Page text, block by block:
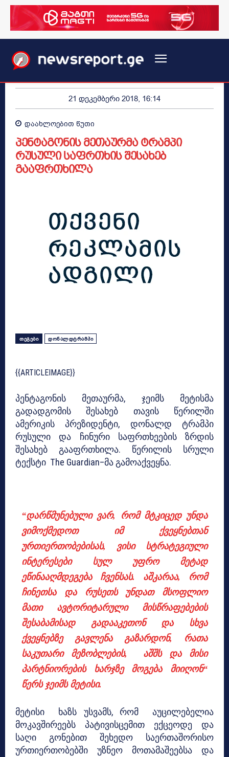
21 დეკემბერი 2018, 16:14
დაახლოებით წუთი
პენტაგონის მეთაურმა ტრამპი
რუსული საფრთხის შესახებ
გააფრთხილა
ᲗᲔᲒᲔᲑᲘ ᲓᲝᲜᲐᲚᲓᲢᲠᲐᲛᲞᲘ
{{ARTICLEIMAGE}}
პენტაგონის მეთაურმა, ჯეიმს მეტისმა
გადადგომის შესახებ თავის წერილში
ამერიკის პრეზიდენტი, დონალდ ტრამპი
რუსული და ჩინური საფრთხეების ზრდის
შესახებ გააფრთხილა. წერილის სრული
ტექსტი The Guardian–მა გამოაქვეყნა.
“დარწმუნებული ვარ, რომ მტკიცედ უნდა
ვიმოქმედოთ იმ ქვეყნებთან
ურთიერთობებისას, ვისი სტრატეგიული
ინტერესები სულ უფრო მეტად
ეწინააღმდეგება ჩვენსას. აშკარაა, რომ
ჩინეთსა და რუსეთს უნდათ მსოფლიო
მათი ავტორიტარული მისწრაფებების
შესაბამისად გადააკეთონ და სხვა
ქვეყნებზე გავლენა გაზარდონ, რათა
საკუთარი მეზობლების, აშშს და მისი
პარტნიორების ხარჯზე მოგება მიიღონ“
წერს ჯეიმს მეტისი.
მეტისი ხაზს უსვამს, რომ აუცილებელია
მოკავშირეებს პატივისცემით ექცეოდე და
საღი გონებით შეხედო საერთაშორისო
ურთიერთობებში უზნეო მოთამაშეებსა და